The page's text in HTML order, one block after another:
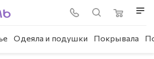
Одеяла и подушки Покрывала